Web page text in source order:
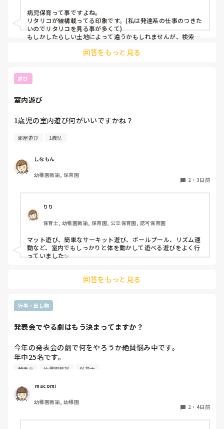
もともと、看護師を目指していたのもあって、、
もちろん医療的なことができないのは
わかっていますが💦
病児保育って事ですよね。
リタリコが結構載ってる印象です。(私は発達系の仕事のつきた
いのでリタリコを見る事が多くて)
もしかしたらしい土地によって違うかもしれませんが、検索し
回答をもっと見る
遊び
室内遊び
1歳児の室内遊び何がいいですかね？
部屋遊び 1歳児
しなもん
幼稚園教諭, 保育園
2 ・ 3日前
りり
保育士, 幼稚園教諭, 保育園, 公立保育園, 認可保育園
マット遊び、簡単なサーキット遊び、ボールプール、リズム運
動など、室内でもしっかりと体を動かして遊べる遊びをよく行
っていました✨
回答をもっと見る
行事・出し物
発表会でやる劇はもう決まってますか？
今年の発表会の劇で何をやろうか絶賛悩み中です。
年中25名です。
過去に「これは子どもたちも楽しんで大成功だった！」「観
ひ教えてほしいです！
発表会 幼稚園教諭 保育士
macomi
幼稚園教諭, 幼稚園
2 ・ 4日前